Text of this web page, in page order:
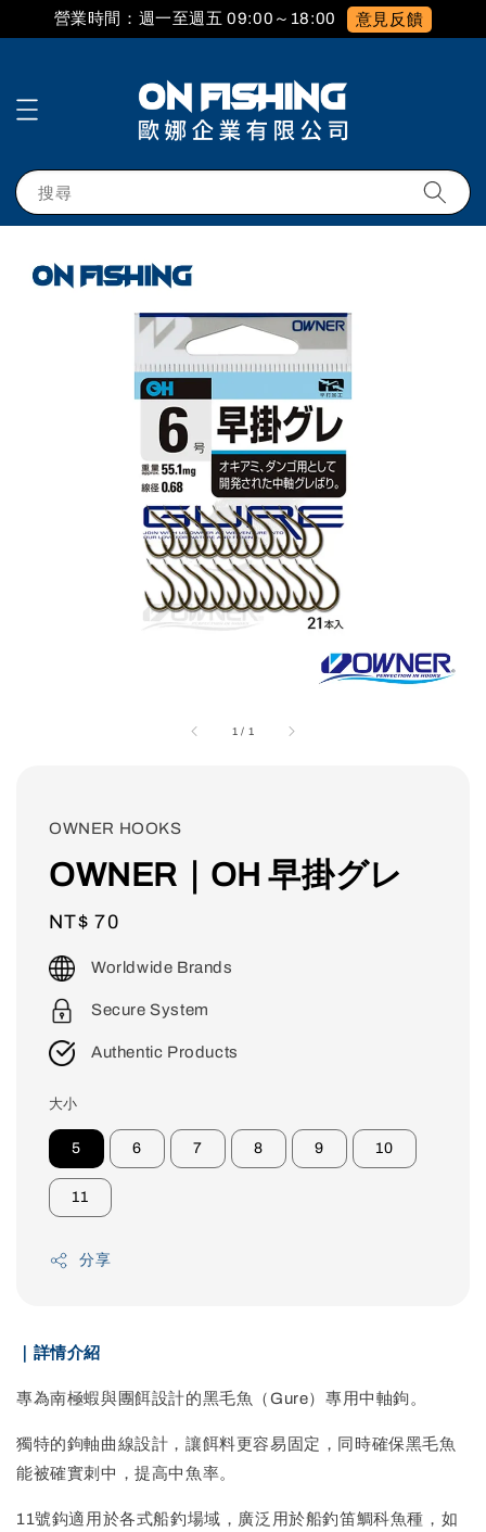
營業時間：週一至週五 09:00～18:00 意見反饋
搜尋
1 / 1
OWNER HOOKS
OWNER｜OH 早掛グレ
Regular
price
NT$ 70
Worldwide Brands
Secure System
Authentic Products
大小
5 6 7 8 9 10
11
分享
｜詳情介紹
專為南極蝦與團餌設計的黑毛魚（Gure）專用中軸鉤。
獨特的鉤軸曲線設計，讓餌料更容易固定，同時確保黑毛魚
能被確實刺中，提高中魚率。
11號鈎適用於各式船釣場域，廣泛用於船釣笛鯛科魚種，如